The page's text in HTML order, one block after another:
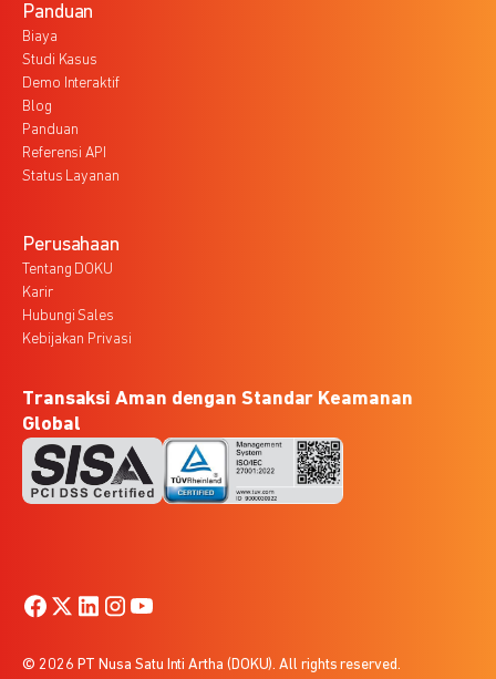
Panduan
Biaya
Studi Kasus
Demo Interaktif
Blog
Panduan
Referensi API
Status Layanan
Perusahaan
Tentang DOKU
Karir
Hubungi Sales
Kebijakan Privasi
Transaksi Aman dengan Standar Keamanan
Global
© 2026 PT Nusa Satu Inti Artha (DOKU). All rights reserved.